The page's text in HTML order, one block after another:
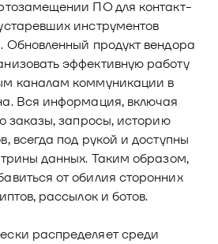
ПО для контакт-
инструментов
Обновленный продукт вендора
эффективную работу
каналам коммуникации в
Вся информация, включая
заказы, запросы, историю
всегда под рукой и доступны
данных. Таким образом,
от обилия сторонних
рассылок и ботов.
распределяет среди